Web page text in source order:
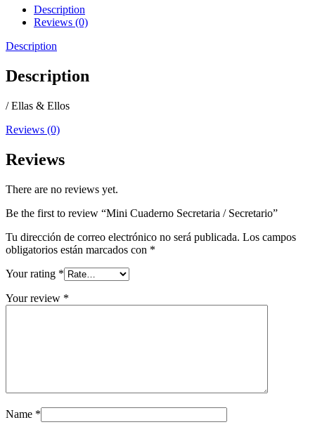
Description
Reviews (0)
Description
Description
/ Ellas & Ellos
Reviews (0)
Reviews
There are no reviews yet.
Be the first to review “Mini Cuaderno Secretaria / Secretario”
Tu dirección de correo electrónico no será publicada. Los campos
obligatorios están marcados con *
Your rating *
Your review *
Name *